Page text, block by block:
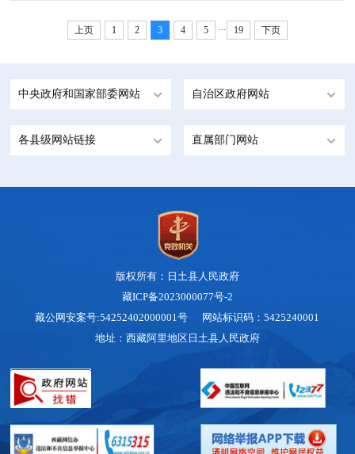
上页 1 2 3 4 5 ... 19 下页
中央政府和国家部委网站 自治区政府网站
各县级网站链接 直属部门网站
版权所有：日土县人民政府
藏ICP备2023000077号-2
藏公网安案号:54252402000001号 网站标识码：5425240001
地址：西藏阿里地区日土县人民政府